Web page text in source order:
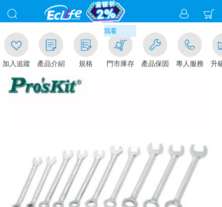
加入追蹤 產品介紹 規格
貨現折1%(部分商品不適用)-請點我看
門市庫存 產品保固 專人服務 升